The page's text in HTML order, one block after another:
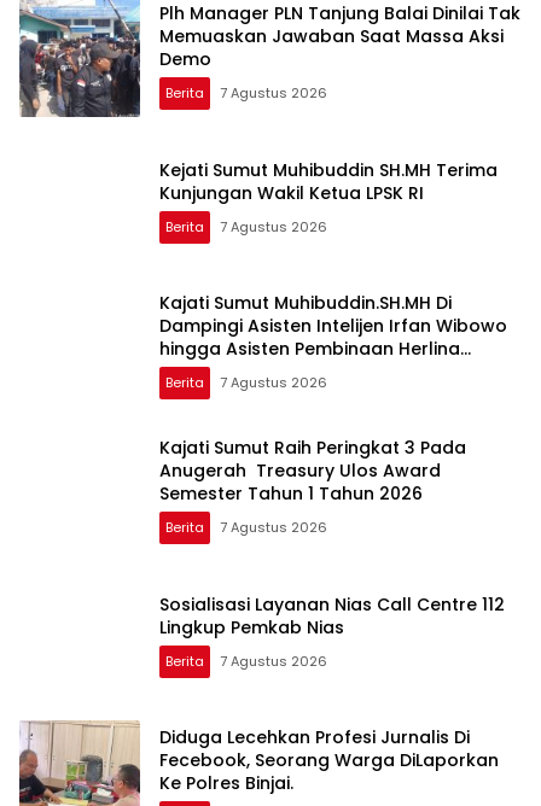
Plh Manager PLN Tanjung Balai Dinilai Tak
Memuaskan Jawaban Saat Massa Aksi
Demo
Berita 7 Agustus 2026
Kejati Sumut Muhibuddin SH.MH Terima
Kunjungan Wakil Ketua LPSK RI
Berita 7 Agustus 2026
Kajati Sumut Muhibuddin.SH.MH Di
Dampingi Asisten Intelijen Irfan Wibowo
hingga Asisten Pembinaan Herlina
Setyorini Sidak Kejari Binjai
Berita 7 Agustus 2026
Kajati Sumut Raih Peringkat 3 Pada
Anugerah Treasury Ulos Award
Semester Tahun 1 Tahun 2026
Berita 7 Agustus 2026
Sosialisasi Layanan Nias Call Centre 112
Lingkup Pemkab Nias
Berita 7 Agustus 2026
Diduga Lecehkan Profesi Jurnalis Di
Fecebook, Seorang Warga DiLaporkan
Ke Polres Binjai.